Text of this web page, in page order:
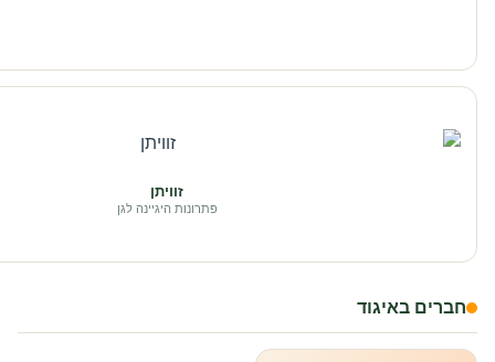
זוויתן
פתרונות היגיינה לגן
חברים באיגוד